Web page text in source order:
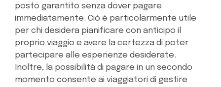
posto garantito senza dover pagare
immediatamente. Ciò è particolarmente utile
per chi desidera pianificare con anticipo il
proprio viaggio e avere la certezza di poter
partecipare alle esperienze desiderate.
Inoltre, la possibilità di pagare in un secondo
momento consente ai viaggiatori di gestire